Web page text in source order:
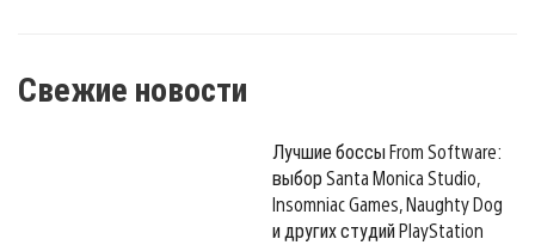
Свежие новости
Лучшие боссы From Software:
выбор Santa Monica Studio,
Insomniac Games, Naughty Dog
и других студий PlayStation